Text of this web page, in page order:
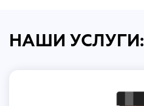
НАШИ УСЛУГИ: